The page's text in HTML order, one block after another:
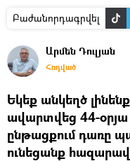
Բաժանորդագրվել
Արմեն Դուլյան
Հոդված
Եկեք անկեղծ
ավարտվեց 44-
ընթացքում դառը
ունեցանք